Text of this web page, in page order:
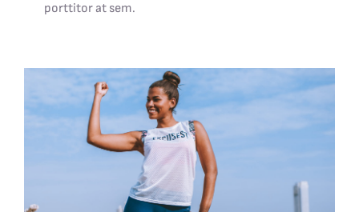
porttitor at sem.